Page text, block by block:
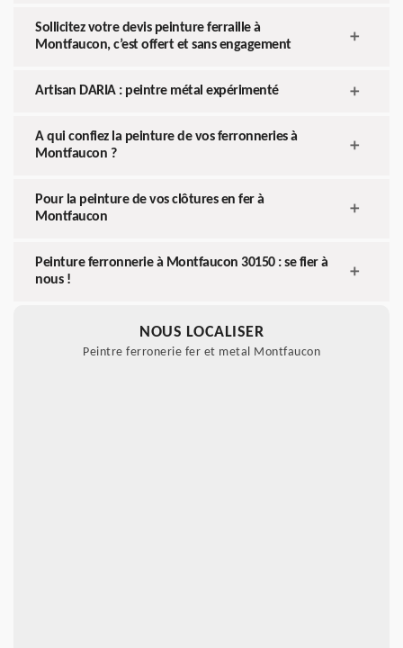
Sollicitez votre devis peinture ferraille à
Montfaucon, c’est offert et sans engagement
Artisan DARIA : peintre métal expérimenté
A qui confiez la peinture de vos ferronneries à
Montfaucon ?
Pour la peinture de vos clôtures en fer à
Montfaucon
Peinture ferronnerie à Montfaucon 30150 : se fier à
nous !
NOUS LOCALISER
Peintre ferronerie fer et metal Montfaucon